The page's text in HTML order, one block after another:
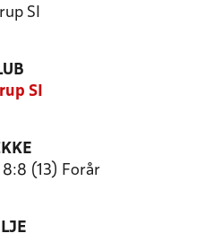
SI
SI
8:8 (13) Forår